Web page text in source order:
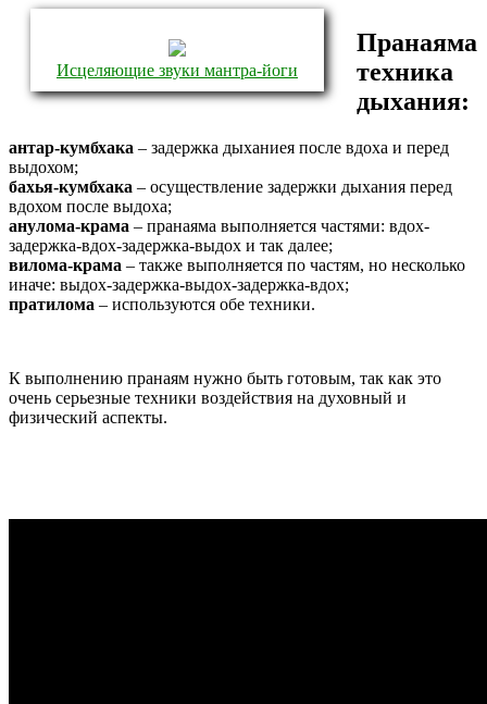
Исцеляющие звуки мантра-йоги
Пранаяма
техника
дыхания:
антар-кумбхака – задержка дыханиея после вдоха и перед
выдохом;
бахья-кумбхака – осуществление задержки дыхания перед
вдохом после выдоха;
анулома-крама – пранаяма выполняется частями: вдох-
задержка-вдох-задержка-выдох и так далее;
вилома-крама – также выполняется по частям, но несколько
иначе: выдох-задержка-выдох-задержка-вдох;
пратилома – используются обе техники.
К выполнению пранаям нужно быть готовым, так как это
очень серьезные техники воздействия на духовный и
физический аспекты.